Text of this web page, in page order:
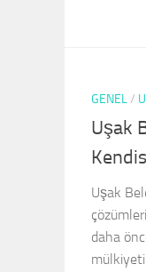
GENEL/
Uşak
Uşak
daha